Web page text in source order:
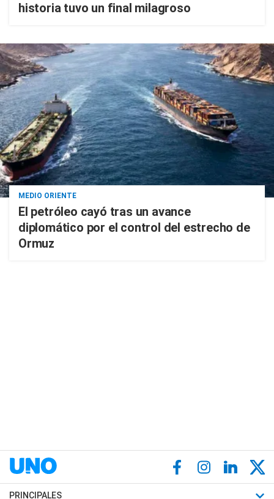
historia tuvo un final milagroso
MEDIO ORIENTE
El petróleo cayó tras un avance
diplomático por el control del estrecho de
Ormuz
PRINCIPALES